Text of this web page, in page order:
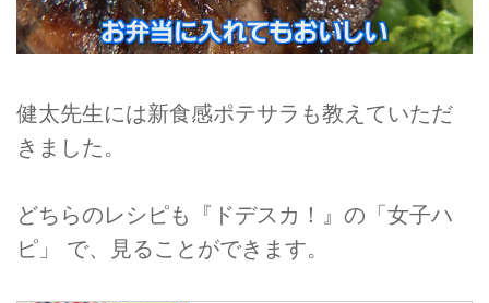
健太先生には新食感ポテサラも教えていただ
きました。
どちらのレシピも『ドデスカ！』の「女子ハ
ピ」 で、見ることができます。